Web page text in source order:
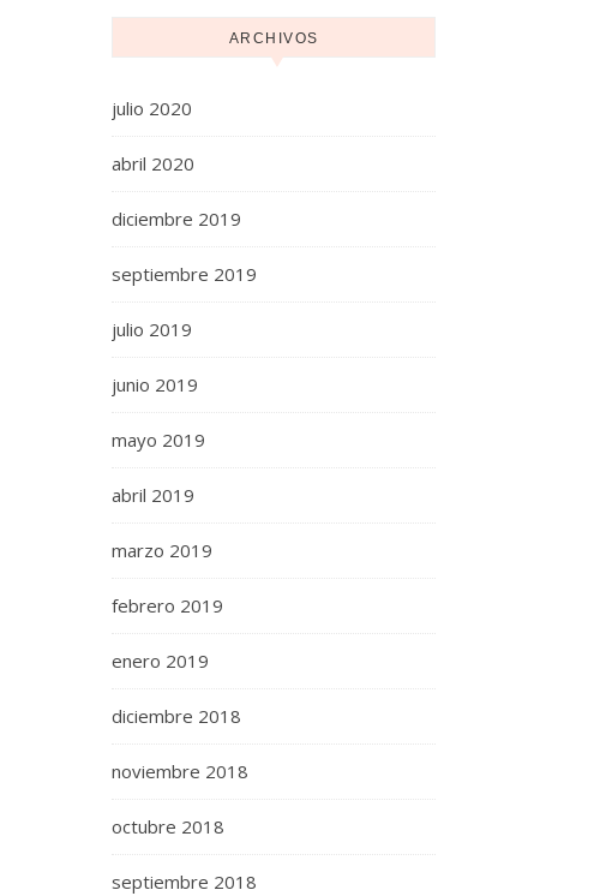
ARCHIVOS
julio 2020
abril 2020
diciembre 2019
septiembre 2019
julio 2019
junio 2019
mayo 2019
abril 2019
marzo 2019
febrero 2019
enero 2019
diciembre 2018
noviembre 2018
octubre 2018
septiembre 2018